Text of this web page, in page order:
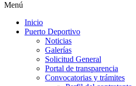
Menú
Inicio
Puerto Deportivo
Noticias
Galerías
Solicitud General
Portal de transparencia
Convocatorias y trámites